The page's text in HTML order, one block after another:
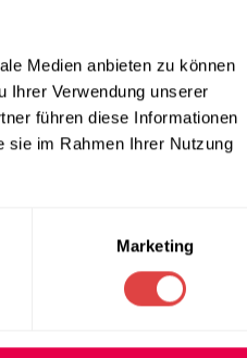
Medien anbieten zu können
Ihrer Verwendung unserer
führen diese Informationen
sie im Rahmen Ihrer Nutzung
Marketing
in
bietet der Stuhl
robust, während
in stark